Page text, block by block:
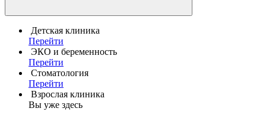
Детская клиника
Перейти
ЭКО и беременность
Перейти
Стоматология
Перейти
Взрослая клиника
Вы уже здесь